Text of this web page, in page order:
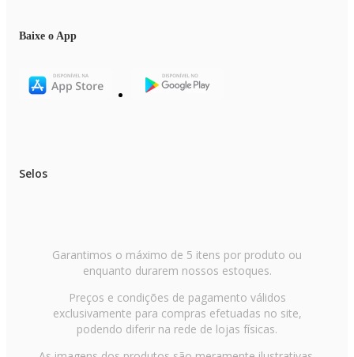
Baixe o App
Selos
Garantimos o máximo de 5 itens por produto ou
enquanto durarem nossos estoques.
Preços e condições de pagamento válidos
exclusivamente para compras efetuadas no site,
podendo diferir na rede de lojas físicas.